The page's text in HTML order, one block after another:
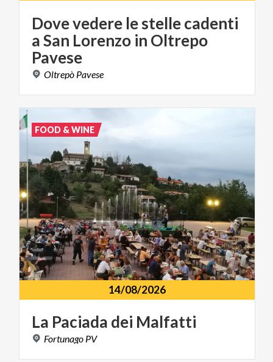
Dove vedere le stelle cadenti
a San Lorenzo in Oltrepo
Pavese
Oltrepò Pavese
14/08/2026
La Paciada dei Malfatti
Fortunago PV
FOOD & WINE